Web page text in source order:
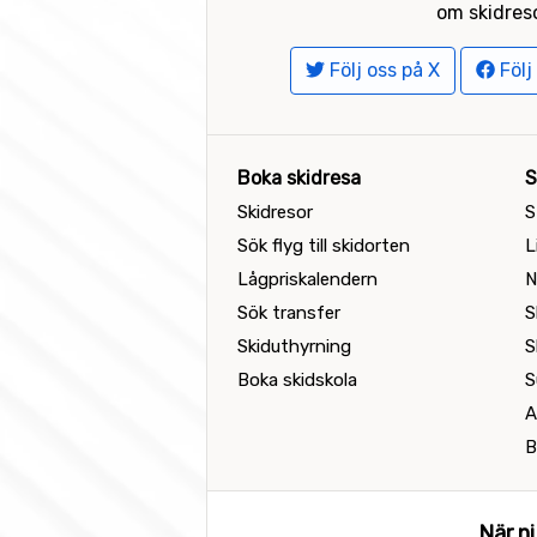
om
Följ oss på X Följ
Boka skidresa
Skidresor
Sök flyg till skidorten
Lågpriskalendern
Sök transfer
Skiduthyrning
Boka skidskola